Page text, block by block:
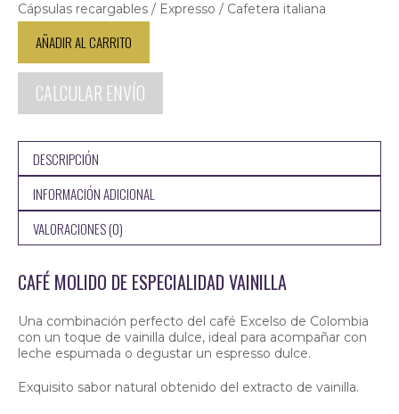
Cápsulas recargables / Expresso / Cafetera italiana
•
cantidad
AÑADIR AL CARRITO
CALCULAR ENVÍO
DESCRIPCIÓN
INFORMACIÓN ADICIONAL
VALORACIONES (0)
CAFÉ MOLIDO DE ESPECIALIDAD VAINILLA
Una combinación perfecto del café Excelso de Colombia
con un toque de vainilla dulce, ideal para acompañar con
leche espumada o degustar un espresso dulce.
Exquisito sabor natural obtenido del extracto de vainilla.